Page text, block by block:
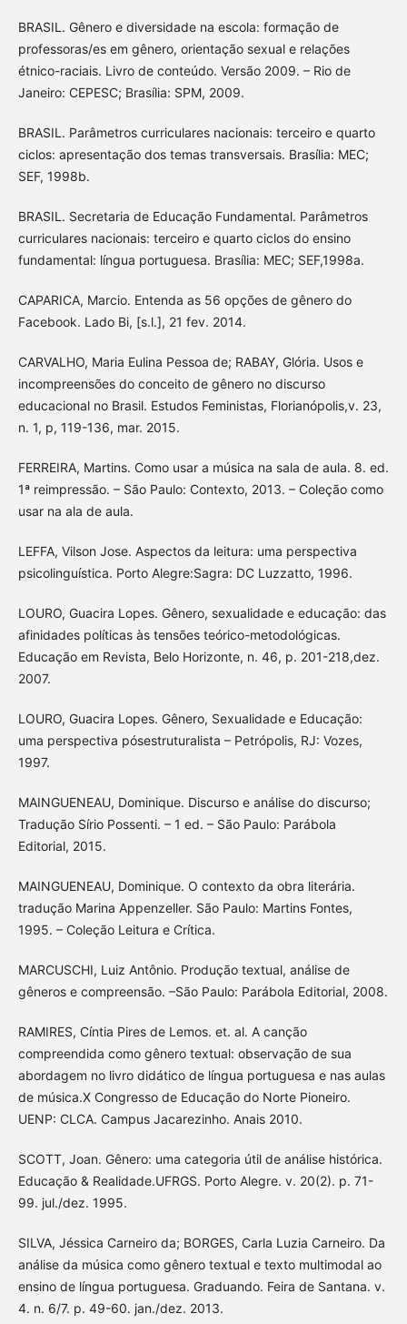
BRASIL. Gênero e diversidade na escola: formação de
professoras/es em gênero, orientação sexual e relações
étnico-raciais. Livro de conteúdo. Versão 2009. – Rio de
Janeiro: CEPESC; Brasília: SPM, 2009.
BRASIL. Parâmetros curriculares nacionais: terceiro e quarto
ciclos: apresentação dos temas transversais. Brasília: MEC;
SEF, 1998b.
BRASIL. Secretaria de Educação Fundamental. Parâmetros
curriculares nacionais: terceiro e quarto ciclos do ensino
fundamental: língua portuguesa. Brasília: MEC; SEF,1998a.
CAPARICA, Marcio. Entenda as 56 opções de gênero do
Facebook. Lado Bi, [s.l.], 21 fev. 2014.
CARVALHO, Maria Eulina Pessoa de; RABAY, Glória. Usos e
incompreensões do conceito de gênero no discurso
educacional no Brasil. Estudos Feministas, Florianópolis,v. 23,
n. 1, p, 119-136, mar. 2015.
FERREIRA, Martins. Como usar a música na sala de aula. 8. ed.
1ª reimpressão. – São Paulo: Contexto, 2013. – Coleção como
usar na ala de aula.
LEFFA, Vilson Jose. Aspectos da leitura: uma perspectiva
psicolinguística. Porto Alegre:Sagra: DC Luzzatto, 1996.
LOURO, Guacira Lopes. Gênero, sexualidade e educação: das
afinidades políticas às tensões teórico-metodológicas.
Educação em Revista, Belo Horizonte, n. 46, p. 201-218,dez.
2007.
LOURO, Guacira Lopes. Gênero, Sexualidade e Educação:
uma perspectiva pósestruturalista – Petrópolis, RJ: Vozes,
1997.
MAINGUENEAU, Dominique. Discurso e análise do discurso;
Tradução Sírio Possenti. – 1 ed. – São Paulo: Parábola
Editorial, 2015.
MAINGUENEAU, Dominique. O contexto da obra literária.
tradução Marina Appenzeller. São Paulo: Martins Fontes,
1995. – Coleção Leitura e Crítica.
MARCUSCHI, Luiz Antônio. Produção textual, análise de
gêneros e compreensão. –São Paulo: Parábola Editorial, 2008.
RAMIRES, Cíntia Pires de Lemos. et. al. A canção
compreendida como gênero textual: observação de sua
abordagem no livro didático de língua portuguesa e nas aulas
de música.X Congresso de Educação do Norte Pioneiro.
UENP: CLCA. Campus Jacarezinho. Anais 2010.
SCOTT, Joan. Gênero: uma categoria útil de análise histórica.
Educação & Realidade.UFRGS. Porto Alegre. v. 20(2). p. 71-
99. jul./dez. 1995.
SILVA, Jéssica Carneiro da; BORGES, Carla Luzia Carneiro. Da
análise da música como gênero textual e texto multimodal ao
ensino de língua portuguesa. Graduando. Feira de Santana. v.
4. n. 6/7. p. 49-60. jan./dez. 2013.